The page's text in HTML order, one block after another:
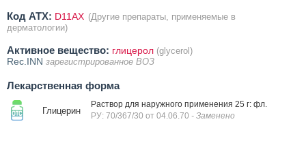
Код ATX: D11AX (Другие препараты, применяемые в
дерматологии)
Активное вещество: глицерол (glycerol)
Rec.INN зарегистрированное ВОЗ
Лекарственная форма
Глицерин
Раствор для наружного применения 25 г: фл.
РУ: 70/367/30 от 04.06.70 - Заменено